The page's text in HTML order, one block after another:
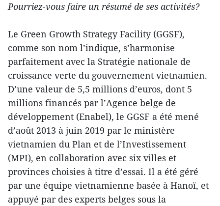
Pourriez-vous faire un résumé de ses activités?
Le Green Growth Strategy Facility (GGSF),
comme son nom l’indique, s’harmonise
parfaitement avec la Stratégie nationale de
croissance verte du gouvernement vietnamien.
D’une valeur de 5,5 millions d’euros, dont 5
millions financés par l’Agence belge de
développement (Enabel), le GGSF a été mené
d’août 2013 à juin 2019 par le ministère
vietnamien du Plan et de l’Investissement
(MPI), en collaboration avec six villes et
provinces choisies à titre d’essai. Il a été géré
par une équipe vietnamienne basée à Hanoï, et
appuyé par des experts belges sous la